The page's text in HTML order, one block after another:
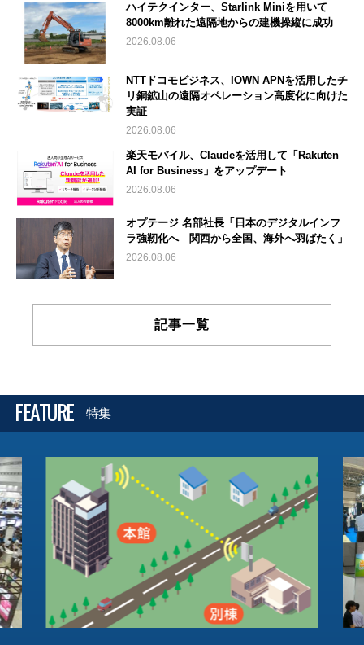
ハイテクインター、Starlink Miniを用いて
8000km離れた遠隔地からの建機操縦に成功
2026.08.06
NTTドコモビジネス、IOWN APNを活用したチ
リ銅鉱山の遠隔オペレーション高度化に向けた
実証
2026.08.06
楽天モバイル、Claudeを活用して「Rakuten
AI for Business」をアップデート
2026.08.06
オプテージ 名部社長「日本のデジタルインフ
ラ強靭化へ 関西から全国、海外へ羽ばたく」
2026.08.06
記事一覧
FEATURE 特集